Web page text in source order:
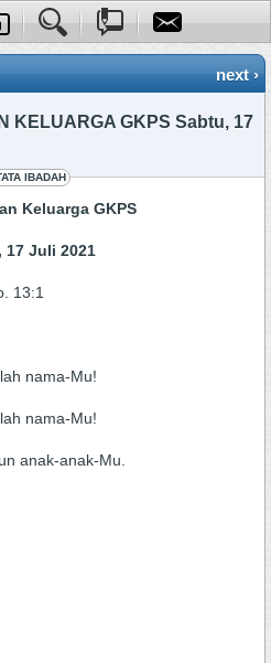
next ›
KELUARGA GKPS Sabtu, 17
IBADAH
Keluarga GKPS
17 Juli 2021
13:1
nama-Mu!
nama-Mu!
anak-anak-Mu.